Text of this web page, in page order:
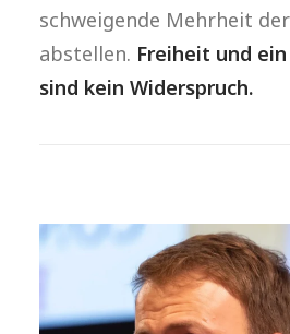
schweigende Mehrheit
abstellen. Freiheit und
sind kein Widerspruch.